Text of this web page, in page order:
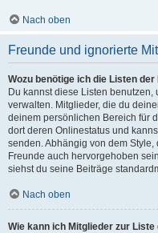
Nach oben
Freunde und ignorierte
Wozu benötige ich die Listen
Du kannst diese Listen
verwalten. Mitglieder, die du
deinem persönlichen Bereich für
dort deren Onlinestatus und
senden. Abhängig von dem
Freunde auch hervorgehoben
siehst du seine Beiträge
Nach oben
Wie kann ich Mitglieder zur